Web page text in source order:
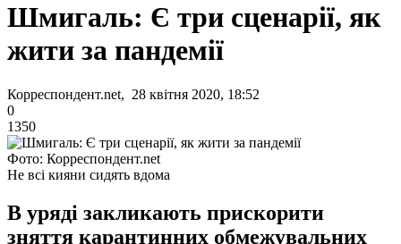
Шмигаль: Є три сценарії, як
жити за пандемії
Корреспондент.net, 28 квітня 2020, 18:52
0
1350
Фото: Корреспондент.net
Не всі кияни сидять вдома
В уряді закликають прискорити
зняття карантинних обмежувальних